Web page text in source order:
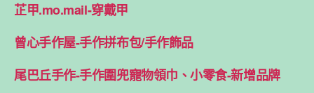
芷甲.mo.mail-穿戴甲
曾心手作屋-手作拼布包/手作飾品
尾巴丘手作-手作圍兜寵物領巾、小零食-新增品牌